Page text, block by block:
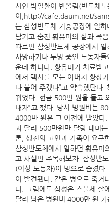
시인 박일환이 반올림(반도체
이,http://cafe.daum.net/
는 삼성반도체 기흥공장에 일
남기고 숨진 황유미의 삶과 죽
따르면 삼성반도체 공장에서
사망하거나 투병 중인 노동자
운데 하나다. 황유미가 치료받
에서 택시를 모는 아버지 황상
다 물어 주겠다”고 약속했단다
뀌었다. 현금 500만 원을 들고
내자”고 했다. 당시 병원비는
4000만 원은 그 이전에 받았다.
과 달리 500만원만 달랑 내미
론, 생전의 고인과 가족이 요구
삼성반도체에서 일하던 황유미
고 사실만 주목해보자. 삼성반
(여성 노동자)이 병으로 숨졌다
이 발견됐다. 같은 병으로 죽거
다. 그럼에도 삼성은 스물세 살
달리 남은 병원비 4000만 원